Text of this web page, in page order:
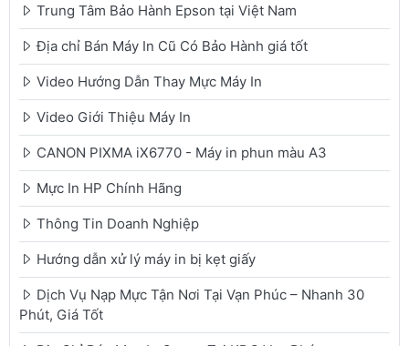
Trung Tâm Bảo Hành Epson tại Việt Nam
Địa chỉ Bán Máy In Cũ Có Bảo Hành giá tốt
Video Hướng Dẫn Thay Mực Máy In
Video Giới Thiệu Máy In
CANON PIXMA iX6770 - Máy in phun màu A3
Mực In HP Chính Hãng
Thông Tin Doanh Nghiệp
Hướng dẫn xử lý máy in bị kẹt giấy
Dịch Vụ Nạp Mực Tận Nơi Tại Vạn Phúc – Nhanh 30
Phút, Giá Tốt